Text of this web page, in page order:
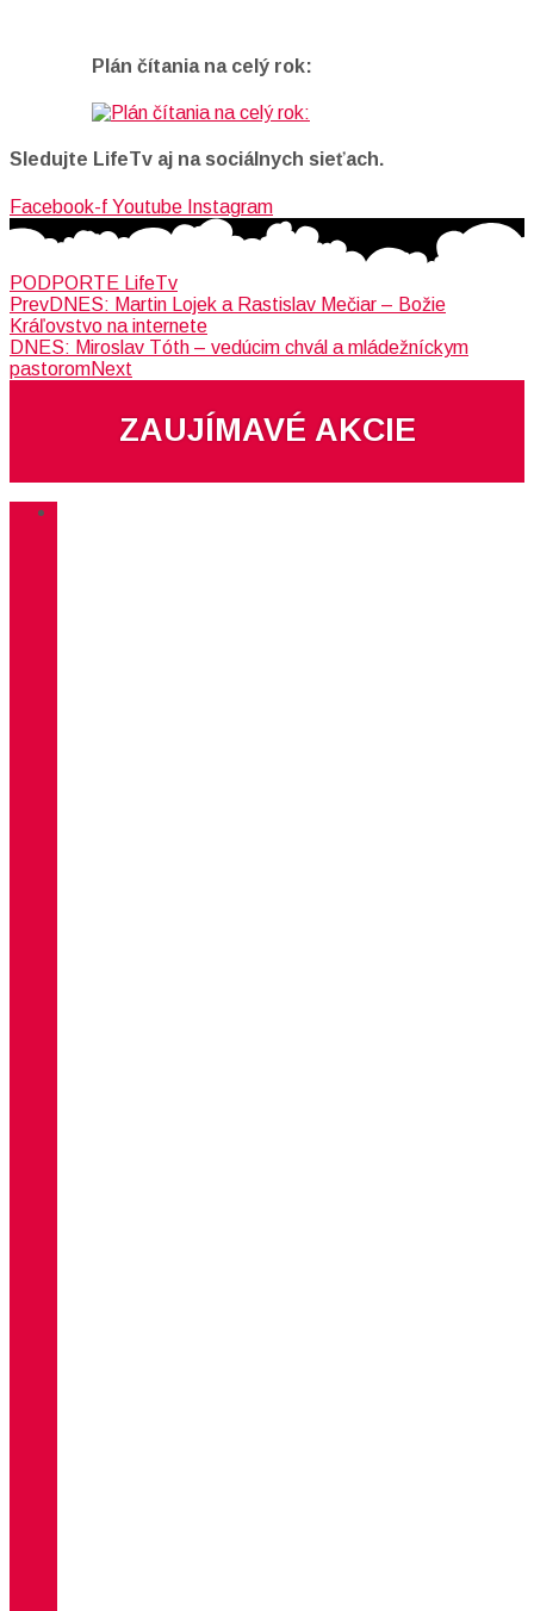
Plán čítania na celý rok:
Sledujte LifeTv aj na sociálnych sieťach.
Facebook-f Youtube Instagram
PODPORTE LifeTv
PrevDNES: Martin Lojek a Rastislav Mečiar – Božie
Kráľovstvo na internete
DNES: Miroslav Tóth – vedúcim chvál a mládežníckym
pastoromNext
ZAUJÍMAVÉ AKCIE​